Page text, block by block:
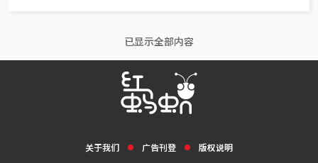
已显示全部内容
关于我们 广告刊登 版权说明